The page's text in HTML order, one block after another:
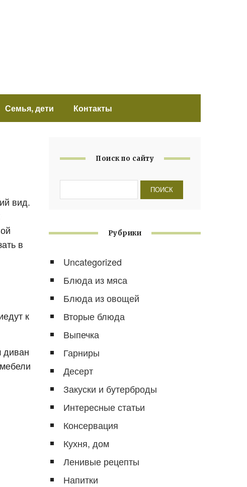
Семья, дети Контакты
вид.
в
к
диван
Поиск по сайту
Рубрики
Uncategorized
Блюда из мяса
Блюда из овощей
Вторые блюда
Выпечка
Гарниры
Десерт
Закуски и бутерброды
Интересные статьи
Консервация
Кухня, дом
Ленивые рецепты
Напитки